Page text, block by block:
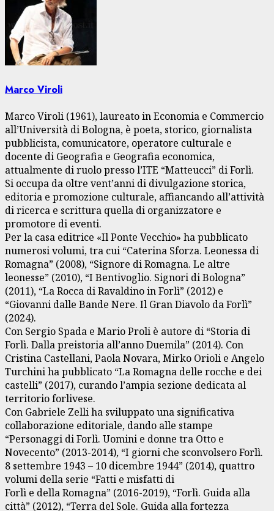
Marco Viroli
Marco Viroli (1961), laureato in Economia e Commercio
all’Università di Bologna, è poeta, storico, giornalista
pubblicista, comunicatore, operatore culturale e
docente di Geografia e Geografia economica,
attualmente di ruolo presso l’ITE “Matteucci” di Forlì.
Si occupa da oltre vent’anni di divulgazione storica,
editoria e promozione culturale, affiancando all’attività
di ricerca e scrittura quella di organizzatore e
promotore di eventi.
Per la casa editrice «Il Ponte Vecchio» ha pubblicato
numerosi volumi, tra cui “Caterina Sforza. Leonessa di
Romagna” (2008), “Signore di Romagna. Le altre
leonesse” (2010), “I Bentivoglio. Signori di Bologna”
(2011), “La Rocca di Ravaldino in Forlì” (2012) e
“Giovanni dalle Bande Nere. Il Gran Diavolo da Forlì”
(2024).
Con Sergio Spada e Mario Proli è autore di “Storia di
Forlì. Dalla preistoria all’anno Duemila” (2014). Con
Cristina Castellani, Paola Novara, Mirko Orioli e Angelo
Turchini ha pubblicato “La Romagna delle rocche e dei
castelli” (2017), curando l’ampia sezione dedicata al
territorio forlivese.
Con Gabriele Zelli ha sviluppato una significativa
collaborazione editoriale, dando alle stampe
“Personaggi di Forlì. Uomini e donne tra Otto e
Novecento” (2013-2014), “I giorni che sconvolsero Forlì.
8 settembre 1943 – 10 dicembre 1944” (2014), quattro
volumi della serie “Fatti e misfatti di
Forlì e della Romagna” (2016-2019), “Forlì. Guida alla
città” (2012), “Terra del Sole. Guida alla fortezza